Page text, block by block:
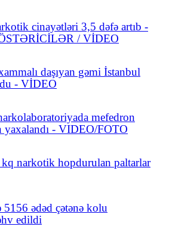
cinayətləri 3,5 dəfə artıb -
/ VİDEO
daşıyan gəmi İstanbul
- VİDEO
mefedron
yaxalandı - VIDEO/FOTO
kq narkotik hopdurulan paltarlar
ədəd çətənə kolu
edildi